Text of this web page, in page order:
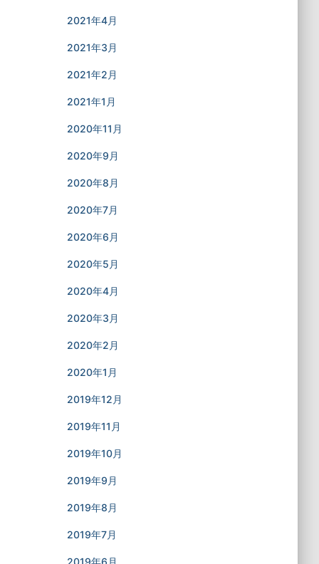
2021年4月
2021年3月
2021年2月
2021年1月
2020年11月
2020年9月
2020年8月
2020年7月
2020年6月
2020年5月
2020年4月
2020年3月
2020年2月
2020年1月
2019年12月
2019年11月
2019年10月
2019年9月
2019年8月
2019年7月
2019年6月